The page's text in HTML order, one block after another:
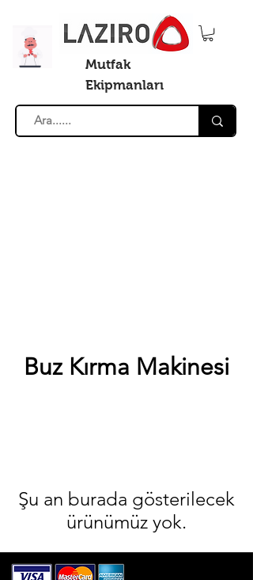
Mutfak
Ekipmanları
Buz Kırma Makinesi
Şu an burada gösterilecek
ürünümüz yok.